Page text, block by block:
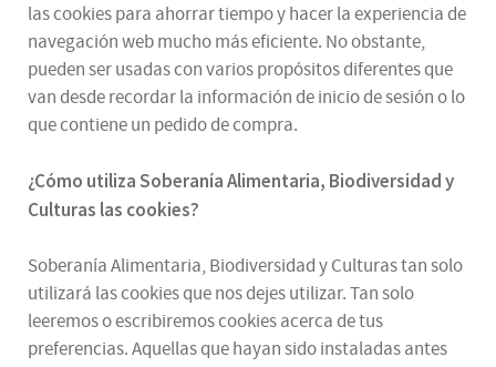
las cookies para ahorrar tiempo y hacer la experiencia de
navegación web mucho más eficiente. No obstante,
pueden ser usadas con varios propósitos diferentes que
van desde recordar la información de inicio de sesión o lo
que contiene un pedido de compra.
¿Cómo utilizaSoberanía Alimentaria, Biodiversidad y
Culturas las cookies?
Soberanía Alimentaria, Biodiversidad y Culturas tan solo
utilizará las cookies que nos dejes utilizar. Tan solo
leeremos o escribiremos cookies acerca de tus
preferencias. Aquellas que hayan sido instaladas antes